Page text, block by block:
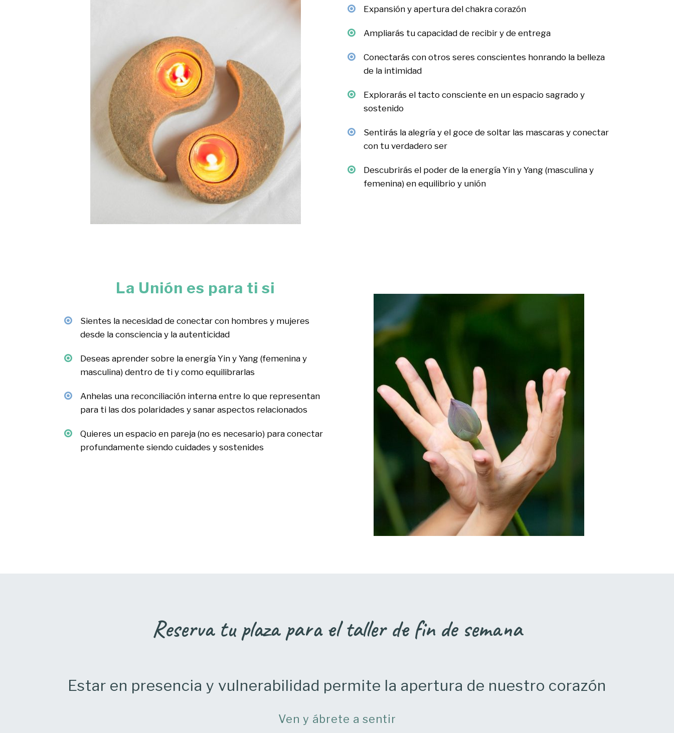
Expansión y apertura del chakra corazón
Ampliarás tu capacidad de recibir y de entrega
Conectarás con otros seres conscientes honrando la belleza
de la intimidad
Explorarás el tacto consciente en un espacio sagrado y
sostenido
Sentirás la alegría y el goce de soltar las mascaras y conectar
con tu verdadero ser
Descubrirás el poder de la energía Yin y Yang (masculina y
femenina) en equilibrio y unión
La Unión es para ti si
Sientes la necesidad de conectar con hombres y mujeres
desde la consciencia y la autenticidad
Deseas aprender sobre la energía Yin y Yang (femenina y
masculina) dentro de ti y como equilibrarlas
Anhelas una reconciliación interna entre lo que representan
para ti las dos polaridades y sanar aspectos relacionados
Quieres un espacio en pareja (no es necesario) para conectar
profundamente siendo cuidades y sostenides
Reserva tu plaza para el taller de fin de semana
Estar en presencia y vulnerabilidad permite la apertura de nuestro corazón
Ven y ábrete a sentir